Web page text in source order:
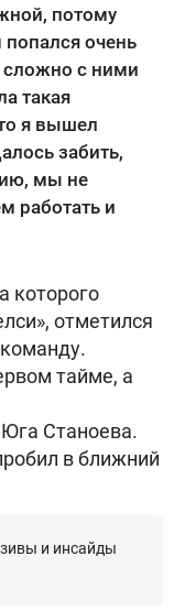
потому
очень
с ними
такая
я вышел
забить,
мы не
работать и
которого
отметился
тайме, а
Станоева.
в ближний
и инсайды